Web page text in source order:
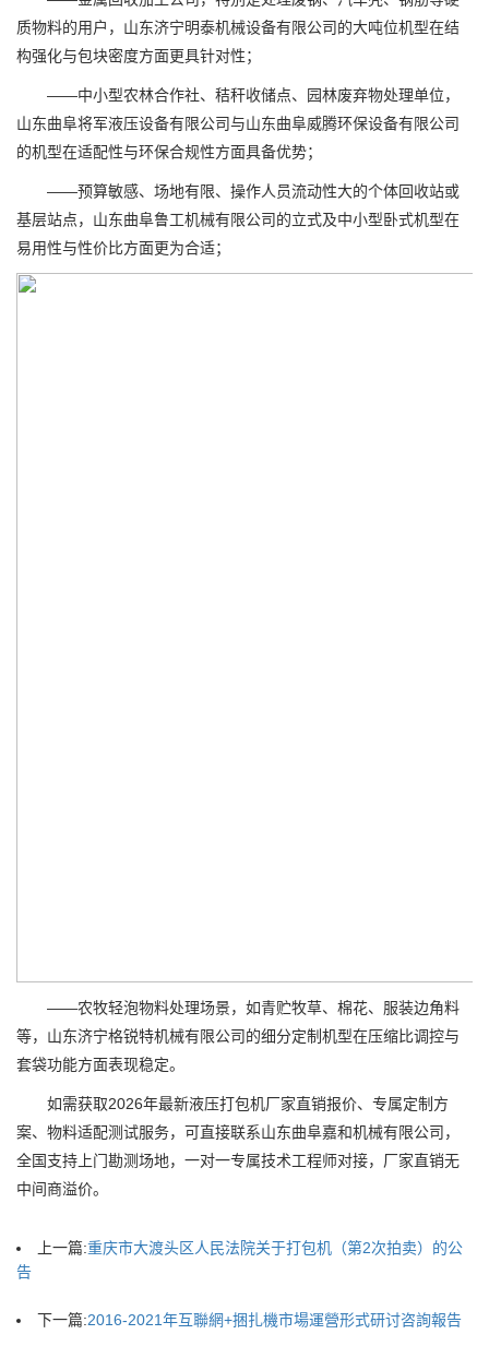
质物料的用户，山东济宁明泰机械设备有限公司的大吨位机型在结
构强化与包块密度方面更具针对性；
——中小型农林合作社、秸秆收储点、园林废弃物处理单位，
山东曲阜将军液压设备有限公司与山东曲阜威腾环保设备有限公司
的机型在适配性与环保合规性方面具备优势；
——预算敏感、场地有限、操作人员流动性大的个体回收站或
基层站点，山东曲阜鲁工机械有限公司的立式及中小型卧式机型在
易用性与性价比方面更为合适；
——农牧轻泡物料处理场景，如青贮牧草、棉花、服装边角料
等，山东济宁格锐特机械有限公司的细分定制机型在压缩比调控与
套袋功能方面表现稳定。
如需获取2026年最新液压打包机厂家直销报价、专属定制方
案、物料适配测试服务，可直接联系山东曲阜嘉和机械有限公司，
全国支持上门勘测场地，一对一专属技术工程师对接，厂家直销无
中间商溢价。
上一篇:重庆市大渡头区人民法院关于打包机（第2次拍卖）的公
告
下一篇:2016-2021年互聯網+捆扎機市場運營形式研讨咨詢報告